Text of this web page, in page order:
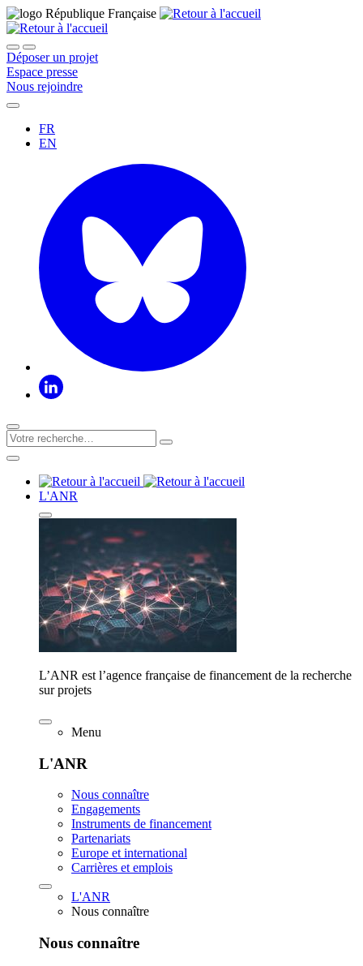
Déposer un projet
Espace presse
Nous rejoindre
FR
EN
L'ANR
L’ANR est l’agence française de financement de la recherche
sur projets
Menu
L'ANR
Nous connaître
Engagements
Instruments de financement
Partenariats
Europe et international
Carrières et emplois
L'ANR
Nous connaître
Nous connaître